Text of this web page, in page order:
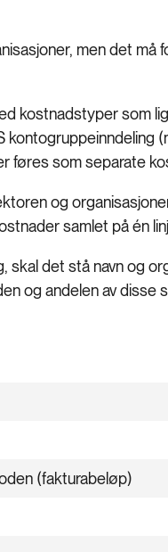
men det må
kostnadstyper som
føres som separate
og
samlet på én
skal det stå navn og
og andelen av disse
(fakturabeløp)